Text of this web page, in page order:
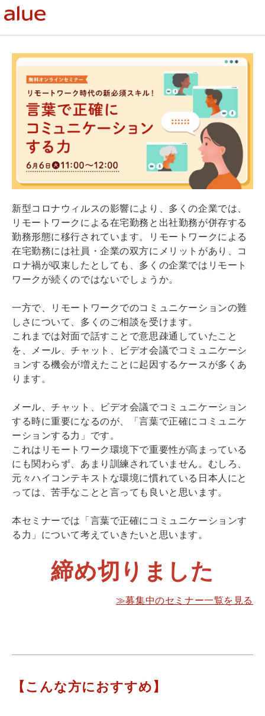
新型コロナウィルスの影響により、多くの企業では、
リモートワークによる在宅勤務と出社勤務が併存する
勤務形態に移行されています。リモートワークによる
在宅勤務には社員・企業の双方にメリットがあり、コ
ロナ禍が収束したとしても、多くの企業ではリモート
ワークが続くのではないでしょうか。
一方で、リモートワークでのコミュニケーションの難
しさについて、多くのご相談を受けます。
これまでは対面で話すことで意思疎通していたこと
を、メール、チャット、ビデオ会議でコミュニケーシ
ョンする機会が増えたことに起因するケースが多くあ
ります。
メール、チャット、ビデオ会議でコミュニケーション
する時に重要になるのが、「言葉で正確にコミュニケ
ーションする力」です。
これはリモートワーク環境下で重要性が高まっている
にも関わらず、あまり訓練されていません。むしろ、
元々ハイコンテキストな環境に慣れている日本人にと
っては、苦手なことと言っても良いと思います。
本セミナーでは「言葉で正確にコミュニケーションす
る力」について考えていきたいと思います。
締め切りました
≫募集中のセミナー一覧を見る
【こんな方におすすめ】